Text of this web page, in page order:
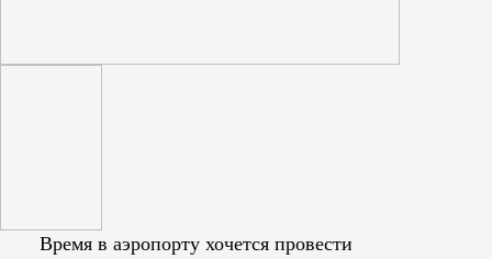
Время в аэропорту хочется провести